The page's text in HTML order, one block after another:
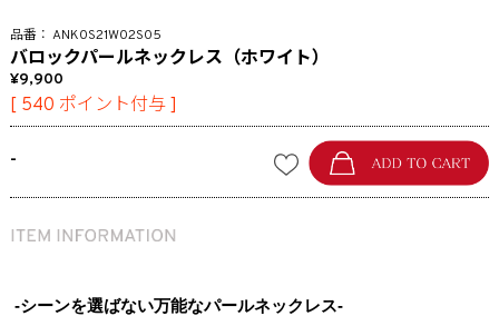
ANK0S21W02S05
バロックパールネックレス（ホワイト）
9,900
[ 540 ポイント付与 ]
-
-シーンを選ばない万能なパールネックレス-